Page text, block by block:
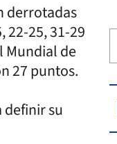
derrotadas
22-25, 31-29
Mundial de
27 puntos.
definir su